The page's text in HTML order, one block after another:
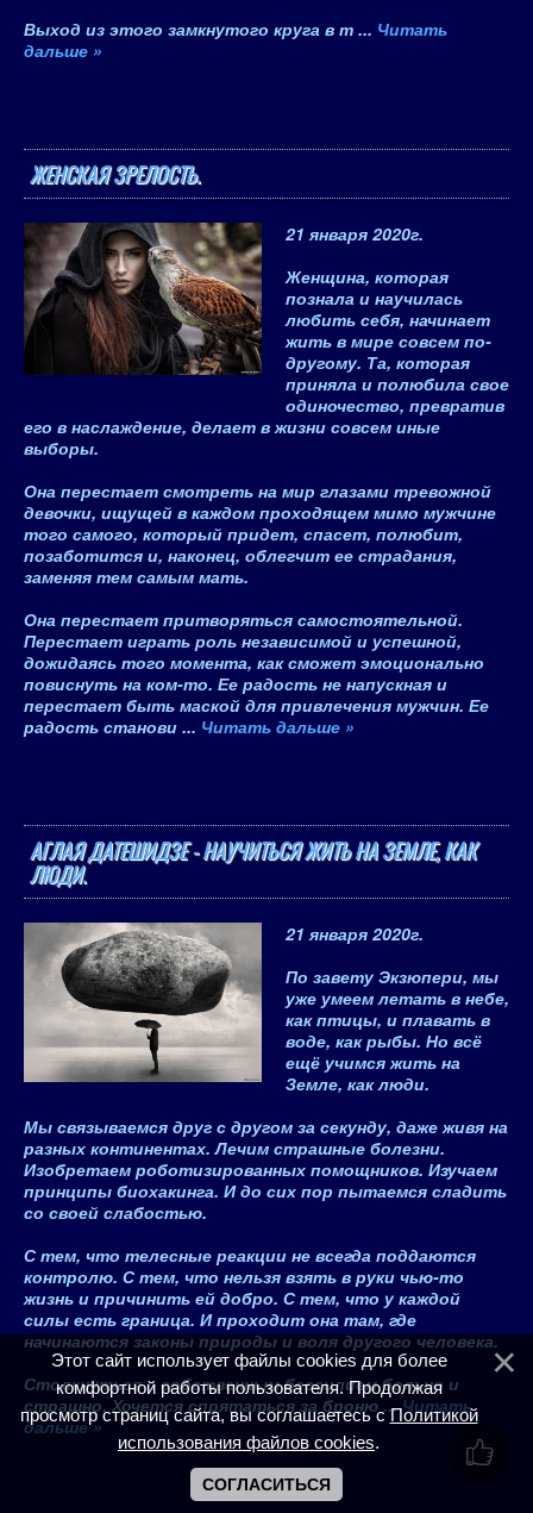
Выход из этого замкнутого круга в т ... Читать
дальше »
ЖЕНСКАЯ ЗРЕЛОСТЬ.
21 января 2020г.
Женщина, которая
познала и научилась
любить себя, начинает
жить в мире совсем по-
другому. Та, которая
приняла и полюбила свое
одиночество, превратив
его в наслаждение, делает в жизни совсем иные
выборы.
Она перестает смотреть на мир глазами тревожной
девочки, ищущей в каждом проходящем мимо мужчине
того самого, который придет, спасет, полюбит,
позаботится и, наконец, облегчит ее страдания,
заменяя тем самым мать.
Она перестает притворяться самостоятельной.
Перестает играть роль независимой и успешной,
дожидаясь того момента, как сможет эмоционально
повиснуть на ком-то. Ее радость не напускная и
перестает быть маской для привлечения мужчин. Ее
радость станови ... Читать дальше »
АГЛАЯ ДАТЕШИДЗЕ - НАУЧИТЬСЯ ЖИТЬ НА ЗЕМЛЕ, КАК
ЛЮДИ.
21 января 2020г.
По завету Экзюпери, мы
уже умеем летать в небе,
как птицы, и плавать в
воде, как рыбы. Но всё
ещё учимся жить на
Земле, как люди.
Мы связываемся друг с другом за секунду, даже живя на
разных континентах. Лечим страшные болезни.
Изобретаем роботизированных помощников. Изучаем
принципы биохакинга. И до сих пор пытаемся сладить
со своей слабостью.
С тем, что телесные реакции не всегда поддаются
контролю. С тем, что нельзя взять в руки чью-то
жизнь и причинить ей добро. С тем, что у каждой
силы есть граница. И проходит она там, где
начинаются законы природы и воля другого человека.
Столкнуться с собственным бессилием больно и
страшно. Хочется спрятаться за броню...Читать
дальше »
Этот сайт использует файлы cookies для более
комфортной работы пользователя. Продолжая
просмотр страниц сайта, вы соглашаетесь сПолитикой
использования файлов cookies.
СОГЛАСИТЬСЯ